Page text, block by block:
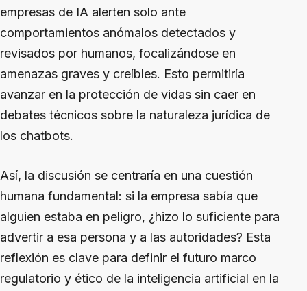
empresas de IA alerten solo ante
comportamientos anómalos detectados y
revisados por humanos, focalizándose en
amenazas graves y creíbles. Esto permitiría
avanzar en la protección de vidas sin caer en
debates técnicos sobre la naturaleza jurídica de
los chatbots.
Así, la discusión se centraría en una cuestión
humana fundamental: si la empresa sabía que
alguien estaba en peligro, ¿hizo lo suficiente para
advertir a esa persona y a las autoridades? Esta
reflexión es clave para definir el futuro marco
regulatorio y ético de la inteligencia artificial en la